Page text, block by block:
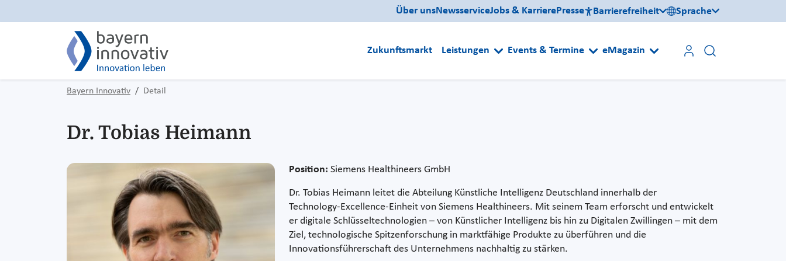
Über unsNewsserviceJobs & KarrierePresse Barrierefreiheit Sprache
Zukunftsmarkt Leistungen Events & Termine eMagazin
Bayern Innovativ Detail
Dr. Tobias Heimann
Position: Siemens Healthineers GmbH
Dr. Tobias Heimann leitet die Abteilung Künstliche Intelligenz Deutschland innerhalb der
Technology‑Excellence‑Einheit von Siemens Healthineers. Mit seinem Team erforscht und entwickelt
er digitale Schlüsseltechnologien – von Künstlicher Intelligenz bis hin zu Digitalen Zwillingen – mit dem
Ziel, technologische Spitzenforschung in marktfähige Produkte zu überführen und die
Innovationsführerschaft des Unternehmens nachhaltig zu stärken.